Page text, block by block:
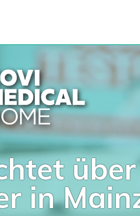
in